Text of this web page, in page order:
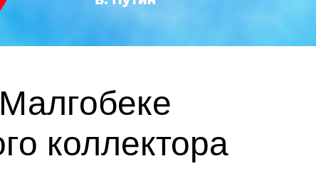
коллектора